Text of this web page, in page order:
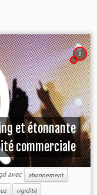
2
et étonnante
commerciale
avec
abonnement
rigidité